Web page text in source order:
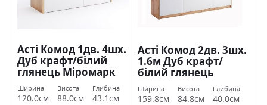
Асті Комод 1дв. 4шх.
Дуб крафт/білий
глянець Міромарк
Ширина
120.0см
Висота
88.0см
Глибина
43.1см
Асті Комод 2дв. 3шх.
1.6м Дуб крафт/
білий глянець
Міромарк
Ширина
159.8см
Висота
84.8см
Глибина
40.0см